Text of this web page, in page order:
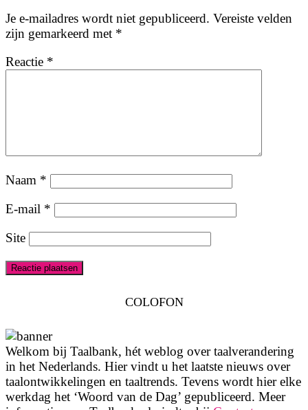
Je e-mailadres wordt niet gepubliceerd. Vereiste velden
zijn gemarkeerd met *
Reactie *
Naam *
E-mail *
Site
COLOFON
Welkom bij Taalbank, hét weblog over taalverandering
in het Nederlands. Hier vindt u het laatste nieuws over
taalontwikkelingen en taaltrends. Tevens wordt hier elke
werkdag het ‘Woord van de Dag’ gepubliceerd. Meer